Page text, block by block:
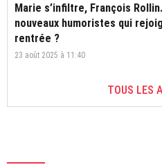
Marie s’infiltre, François
nouveaux humoristes qui
rentrée ?
23 août 2025 à 11:40
TOUS LES